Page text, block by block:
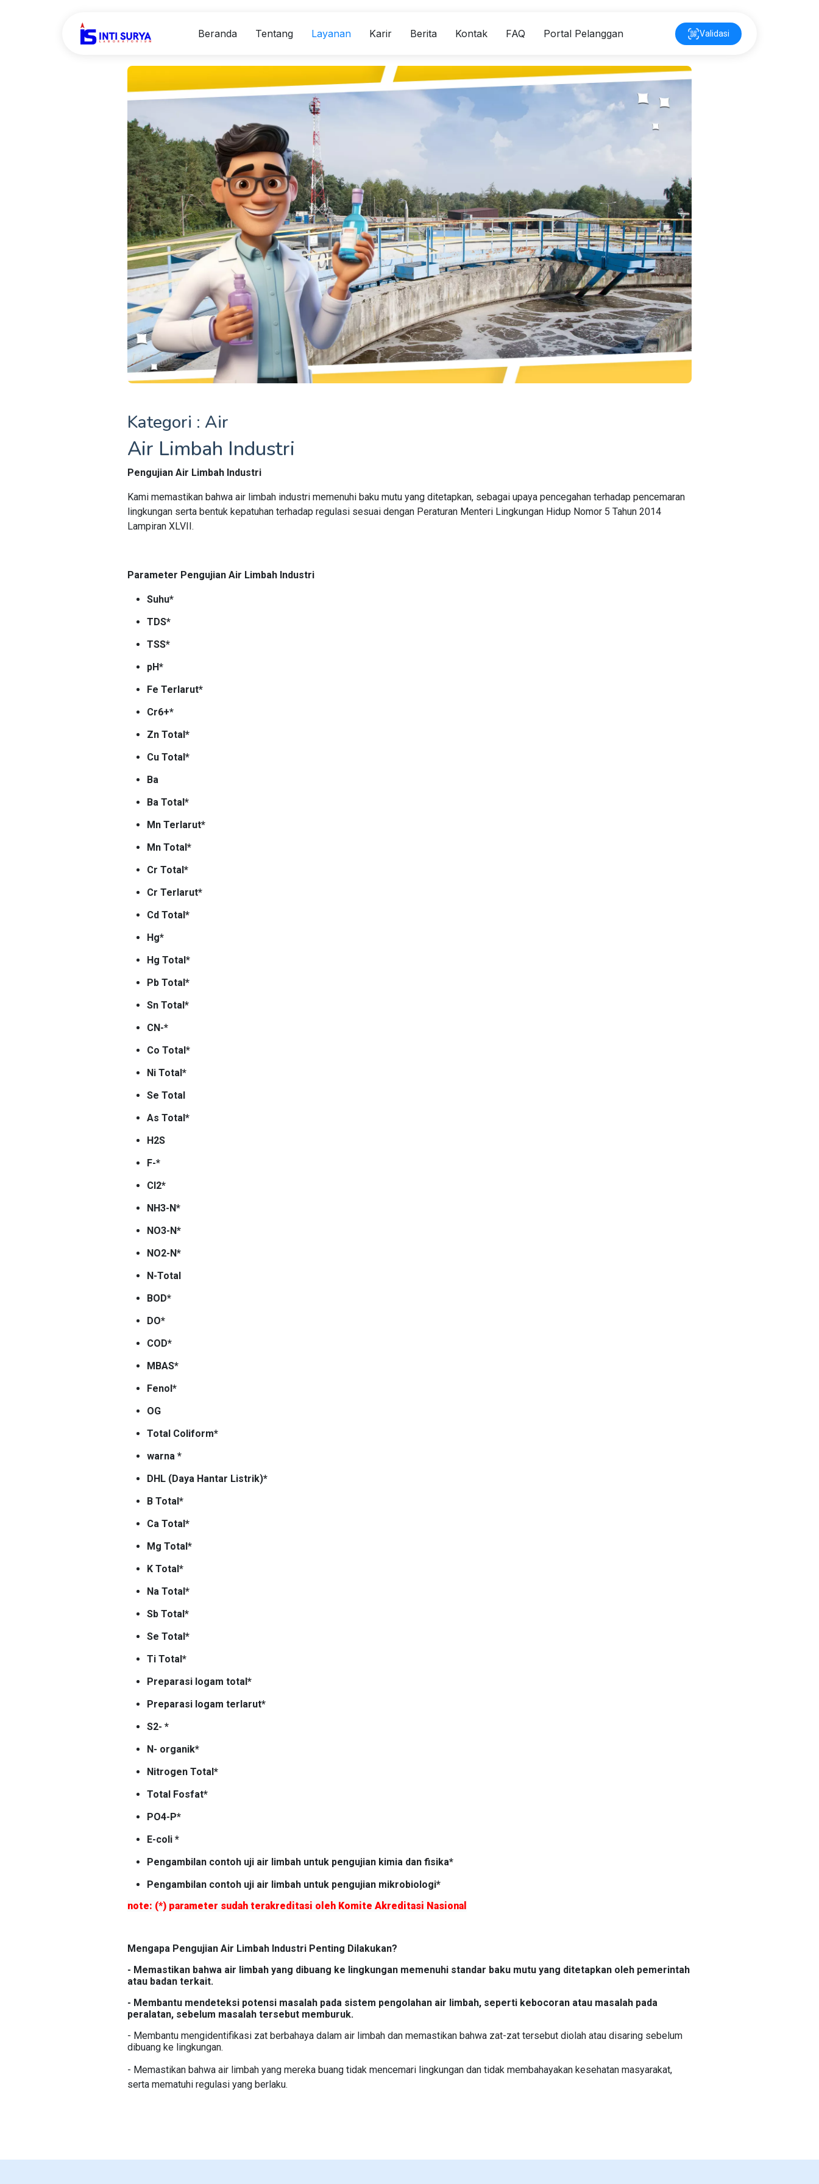
Beranda Tentang Layanan Karir Berita Kontak FAQ Portal Pelanggan Validasi
Kategori : Air
Air Limbah Industri
Pengujian Air Limbah Industri
Kami memastikan bahwa air limbah industri memenuhi baku mutu yang ditetapkan, sebagai upaya pencegahan terhadap pencemaran
lingkungan serta bentuk kepatuhan terhadap regulasi sesuai dengan Peraturan Menteri Lingkungan Hidup Nomor 5 Tahun 2014
Lampiran XLVII.
Parameter Pengujian Air Limbah Industri
Suhu*
TDS*
TSS*
pH*
Fe Terlarut*
Cr6+*
Zn Total*
Cu Total*
Ba
Ba Total*
Mn Terlarut*
Mn Total*
Cr Total*
Cr Terlarut*
Cd Total*
Hg*
Hg Total*
Pb Total*
Sn Total*
CN-*
Co Total*
Ni Total*
Se Total
As Total*
H2S
F-*
Cl2*
NH3-N*
NO3-N*
NO2-N*
N-Total
BOD*
DO*
COD*
MBAS*
Fenol*
OG
Total Coliform*
warna *
DHL (Daya Hantar Listrik)*
B Total*
Ca Total*
Mg Total*
K Total*
Na Total*
Sb Total*
Se Total*
Ti Total*
Preparasi logam total*
Preparasi logam terlarut*
S2- *
N- organik*
Nitrogen Total*
Total Fosfat*
PO4-P*
E-coli *
Pengambilan contoh uji air limbah untuk pengujian kimia dan fisika*
Pengambilan contoh uji air limbah untuk pengujian mikrobiologi*
note: (*) parameter sudah terakreditasi oleh Komite Akreditasi Nasional
Mengapa Pengujian Air Limbah Industri Penting Dilakukan?
- Memastikan bahwa air limbah yang dibuang ke lingkungan memenuhi standar baku mutu yang ditetapkan oleh pemerintah
atau badan terkait.
- Membantu mendeteksi potensi masalah pada sistem pengolahan air limbah, seperti kebocoran atau masalah pada
peralatan, sebelum masalah tersebut memburuk.
- Membantu mengidentifikasi zat berbahaya dalam air limbah dan memastikan bahwa zat-zat tersebut diolah atau disaring sebelum
dibuang ke lingkungan.
- Memastikan bahwa air limbah yang mereka buang tidak mencemari lingkungan dan tidak membahayakan kesehatan masyarakat,
serta mematuhi regulasi yang berlaku.